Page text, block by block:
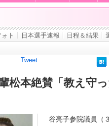
ォト 日本選手速報 日程＆結果
Tweet
本絶賛「教え守っ
谷亮子参院議員（